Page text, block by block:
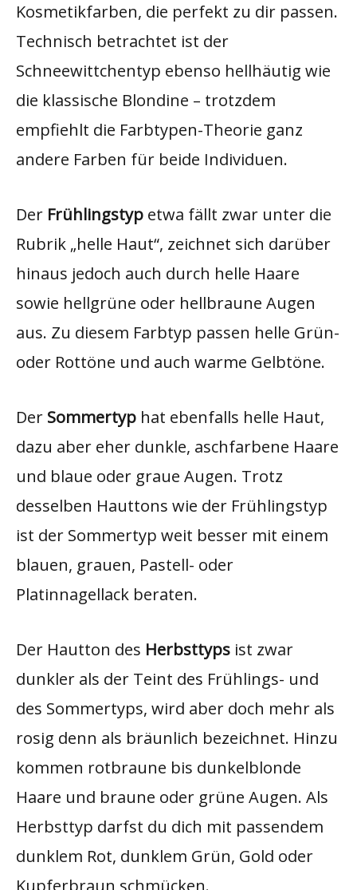
Kosmetikfarben, die perfekt zu dir passen.
Technisch betrachtet ist der
Schneewittchentyp ebenso hellhäutig wie
die klassische Blondine – trotzdem
empfiehlt die Farbtypen-Theorie ganz
andere Farben für beide Individuen.
Der Frühlingstyp etwa fällt zwar unter die
Rubrik „helle Haut“, zeichnet sich darüber
hinaus jedoch auch durch helle Haare
sowie hellgrüne oder hellbraune Augen
aus. Zu diesem Farbtyp passen helle Grün-
oder Rottöne und auch warme Gelbtöne.
Der Sommertyp hat ebenfalls helle Haut,
dazu aber eher dunkle, aschfarbene Haare
und blaue oder graue Augen. Trotz
desselben Hauttons wie der Frühlingstyp
ist der Sommertyp weit besser mit einem
blauen, grauen, Pastell- oder
Platinnagellack beraten.
Der Hautton des Herbsttyps ist zwar
dunkler als der Teint des Frühlings- und
des Sommertyps, wird aber doch mehr als
rosig denn als bräunlich bezeichnet. Hinzu
kommen rotbraune bis dunkelblonde
Haare und braune oder grüne Augen. Als
Herbsttyp darfst du dich mit passendem
dunklem Rot, dunklem Grün, Gold oder